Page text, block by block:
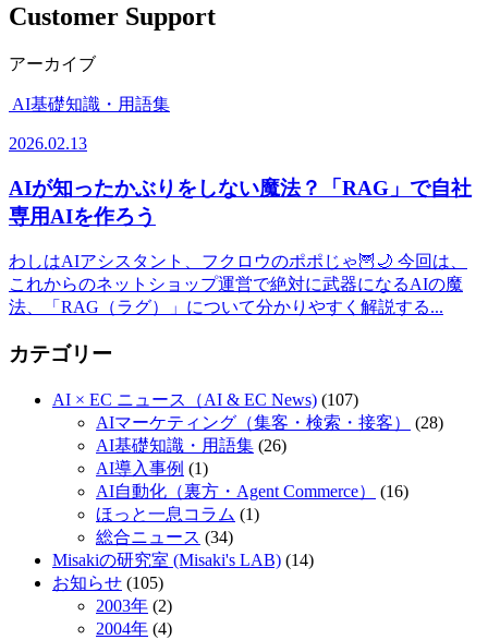
Customer Support
アーカイブ
AI基礎知識・用語集
2026.02.13
AIが知ったかぶりをしない魔法？「RAG」で自社
専用AIを作ろう
わしはAIアシスタント、フクロウのポポじゃ🦉🌙 今回は、
これからのネットショップ運営で絶対に武器になるAIの魔
法、「RAG（ラグ）」について分かりやすく解説する...
カテゴリー
AI × EC ニュース（AI & EC News) (107)
AIマーケティング（集客・検索・接客）
(28)
AI基礎知識・用語集 (26)
AI導入事例 (1)
AI自動化（裏方・Agent Commerce）
(16)
ほっと一息コラム (1)
総合ニュース (34)
Misakiの研究室 (Misaki's LAB) (14)
お知らせ (105)
2003年 (2)
2004年 (4)